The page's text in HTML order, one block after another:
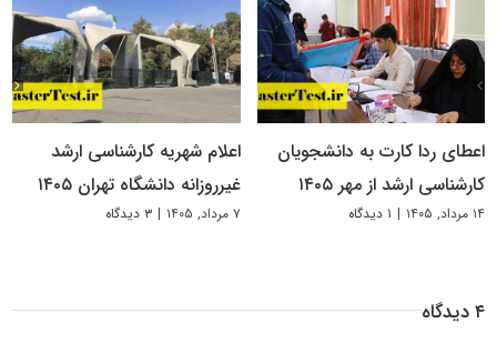
اعطای ردا کارت به دانشجویان
کارشناسی ارشد از مهر ۱۴۰۵
۱۴ مرداد, ۱۴۰۵ | ۱ دیدگاه
اعلام شهریه کارشناسی ارشد
غیرروزانه دانشگاه تهران ۱۴۰۵
۷ مرداد, ۱۴۰۵ | ۳ دیدگاه
۴ دیدگاه